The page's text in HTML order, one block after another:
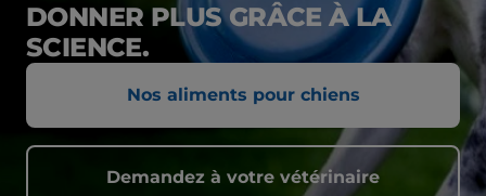
DONNER PLUS GRÂCE À LA
SCIENCE.
Nos aliments pour chiens
Demandez à votre vétérinaire